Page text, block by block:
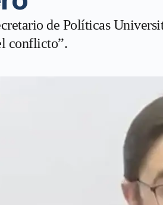
de Políticas
conflicto”.